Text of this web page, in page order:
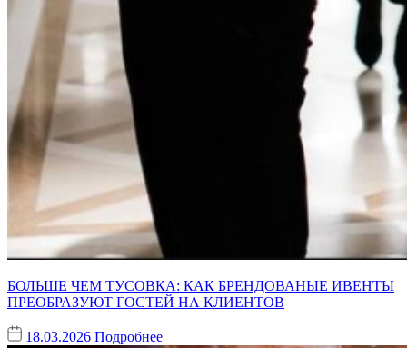
БОЛЬШЕ ЧЕМ ТУСОВКА: КАК БРЕНДОВАНЫЕ ИВЕНТЫ
ПРЕОБРАЗУЮТ ГОСТЕЙ НА КЛИЕНТОВ
18.03.2026 Подробнее